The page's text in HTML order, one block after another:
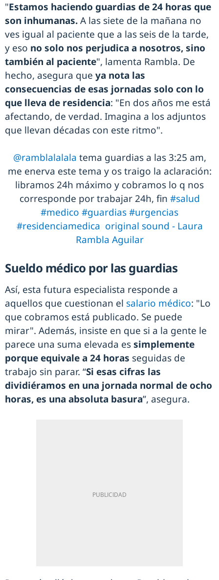
"Estamos haciendo guardias de 24 horas que
son inhumanas.A las siete de la mañana no
ves igual al paciente que a las seis de la tarde,
y eso no solo nos perjudica a nosotros, sino
también al paciente", lamenta Rambla. De
hecho, asegura que ya nota las
consecuencias de esas jornadas solo con lo
que lleva de residencia: "En dos años me está
afectando, de verdad. Imagina a los adjuntos
que llevan décadas con este ritmo".
@ramblalalala tema guardias a las 3:25 am,
me enerva este tema y os traigo la aclaración:
libramos 24h máximo y cobramos lo q nos
corresponde por trabajar 24h, fin #salud
#medico #guardias#urgencias
#residenciamedica original sound - Laura
Rambla Aguilar
Sueldo médico por las guardias
Así, esta futura especialista responde a
aquellos que cuestionan el salario médico: "Lo
que cobramos está publicado. Se puede
mirar". Además, insiste en que si a la gente le
parece una suma elevada essimplemente
porque equivale a 24 horas seguidas de
trabajo sin parar. “Si esas cifras las
dividiéramos en una jornada normal de ocho
horas, es una absoluta basura”, asegura.